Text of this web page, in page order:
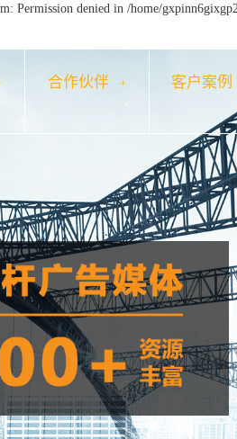
Permission denied in /home/
合作伙伴 + 客户案例